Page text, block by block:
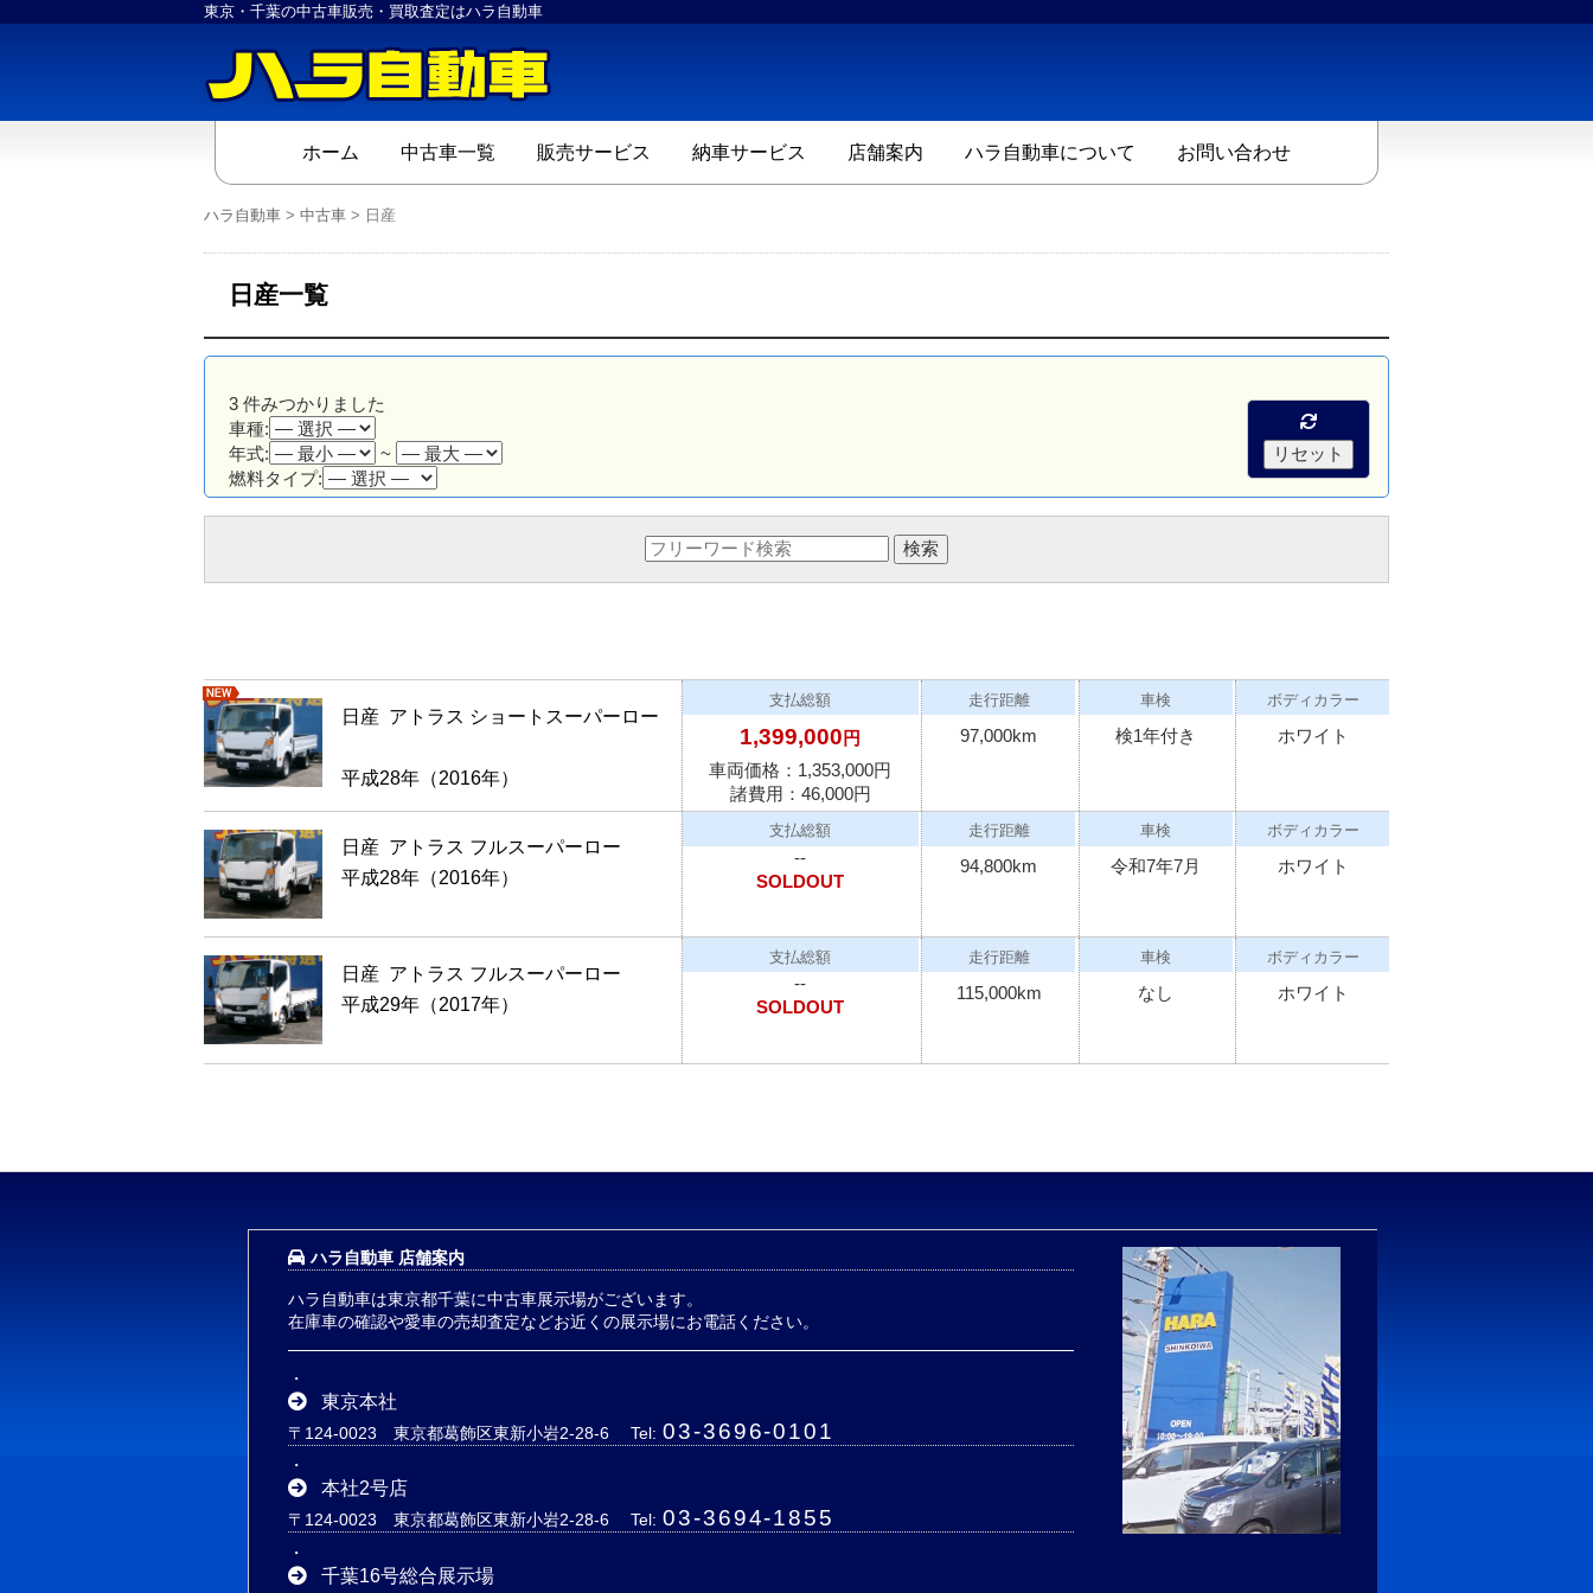
東京・千葉の中古車販売・買取査定はハラ自動車
ホーム 中古車一覧 販売サービス 納車サービス 店舗案内 ハラ自動車について お問い合わせ
ハラ自動車 > 中古車 > 日産
日産一覧
3件みつかりました
車種:
年式:
~
燃料タイプ:
新着 日産 アトラス ショートスーパーロー
平成28年（2016年）
支払総額
1,399,000 円
車両価格： 1,353,000円
諸費用：46,000円
走行距離
97,000km
車検
検1年付き
ボディカラー
ホワイト
日産 アトラス フルスーパーロー
平成28年（2016年）
支払総額
--
SOLDOUT
走行距離
94,800km
車検
令和7年7月
ボディカラー
ホワイト
日産 アトラス フルスーパーロー
平成29年（2017年）
支払総額
--
SOLDOUT
走行距離
115,000km
車検
なし
ボディカラー
ホワイト
ハラ自動車 店舗案内
ハラ自動車は東京都千葉に中古車展示場がございます。
在庫車の確認や愛車の売却査定などお近くの展示場にお電話ください。
東京本社
〒124-0023 東京都葛飾区東新小岩2-28-6 Tel: 03-3696-0101
本社2号店
〒124-0023 東京都葛飾区東新小岩2-28-6 Tel: 03-3694-1855
千葉16号総合展示場